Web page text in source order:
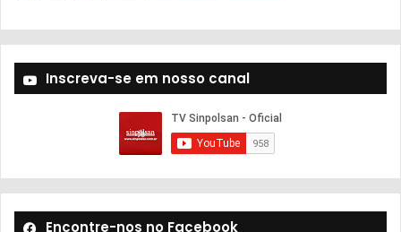
Inscreva-se em nosso canal
Encontre-nos no Facebook